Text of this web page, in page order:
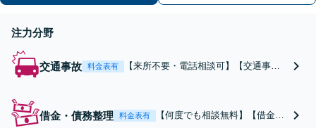
注力分野
交通事故 料金表有
【来所不要・電話相談可】【交通事
談から後遺障害申請、示談交渉までさ
せていただくことができます。交通事
借金・債務整理 料金表有
【何度でも相談無料】【借金問